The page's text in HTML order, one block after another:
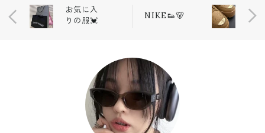
お気に入
りの服💓
NIKE👟🐻